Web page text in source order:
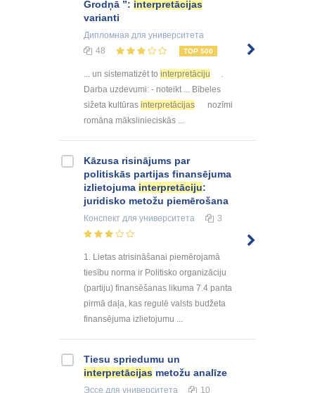
Grodņā ”: interpretācijas
varianti
Дипломная для университета
48
TOP 500
... un sistematizēt to interpretāciju
.
Darba uzdevumi: - noteikt ... Bībeles
sižeta kultūras interpretācijas
nozīmi
romāna mākslinieciskās ...
Kāzusa risinājums par
politiskās partijas finansējuma
izlietojuma interpretāciju:
juridisko metožu piemērošana
Конспект для университета 3
1. Lietas atrisināšanai piemērojamā
tiesību norma ir Politisko organizāciju
(partiju) finansēšanas likuma 7.4 panta
pirmā daļa, kas regulē valsts budžeta
finansējuma izlietojumu ...
Tiesu spriedumu un
interpretācijas metožu analīze
Эссе для университета 10